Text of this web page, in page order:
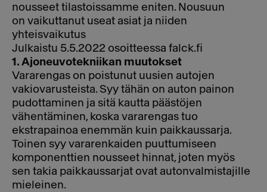
nousseet tilastoissamme eniten. Nousuun
on vaikuttanut useat asiat ja niiden
yhteisvaikutus
Julkaistu 5.5.2022 osoitteessa falck.fi
1. Ajoneuvotekniikan muutokset
Vararengas on poistunut uusien autojen
vakiovarusteista. Syy tähän on auton painon
pudottaminen ja sitä kautta päästöjen
vähentäminen, koska vararengas tuo
ekstrapainoa enemmän kuin paikkaussarja.
Toinen syy vararenkaiden puuttumiseen
komponenttien nousseet hinnat, joten myös
sen takia paikkaussarjat ovat autonvalmistajille
mieleinen.